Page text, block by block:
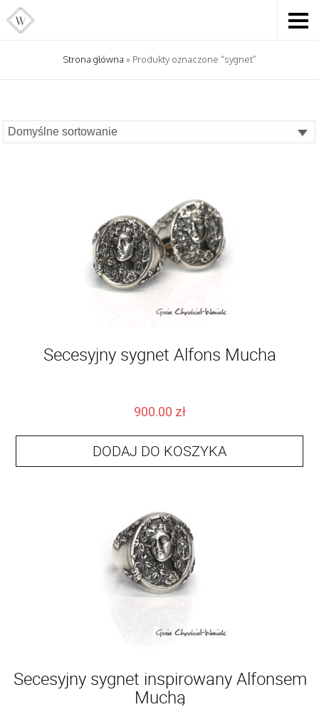
Strona główna » Produkty oznaczone “sygnet”
Secesyjny sygnet Alfons Mucha
900.00 zł
DODAJ DO KOSZYKA
Secesyjny sygnet inspirowany Alfonsem
Muchą